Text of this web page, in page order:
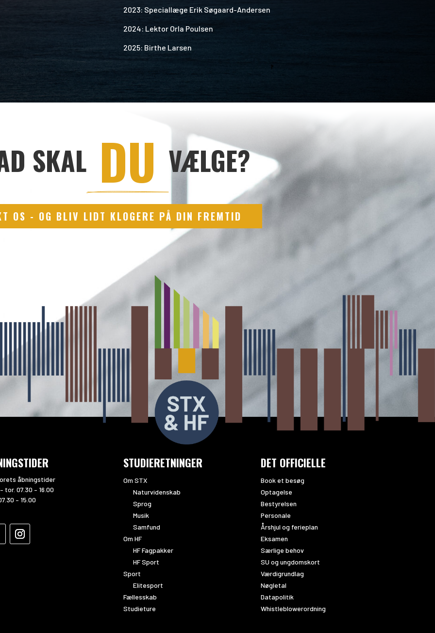
2023: Speciallæge Erik Søgaard-Andersen
2024: Lektor Orla Poulsen
2025: Birthe Larsen
SKAL DU VÆLGE?
OS - OG BLIV LIDT KLOGERE PÅ DIN FREMTID
åbningstider
tor. 07.30 – 16.00
– 15.00
STUDIERETNINGER
Om STX
Naturvidenskab
Sprog
Musik
Samfund
Om HF
HF Fagpakker
HF Sport
Sport
Elitesport
Fællesskab
Studieture
DET OFFICIELLE
Book et besøg
Optagelse
Bestyrelsen
Personale
Årshjul og ferieplan
Eksamen
Særlige behov
SU og ungdomskort
Værdigrundlag
Nøgletal
Datapolitik
Whistleblowerordning